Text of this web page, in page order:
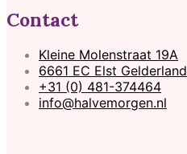
Contact
Kleine Molenstraat 19A
6661 EC Elst Gelderland
+31 (0) 481-374464
info@halvemorgen.nl